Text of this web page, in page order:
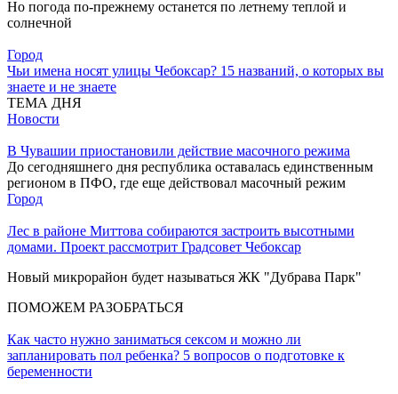
Но погода по-прежнему останется по летнему теплой и
солнечной
Город
Чьи имена носят улицы Чебоксар? 15 названий, о которых вы
знаете и не знаете
ТЕМА ДНЯ
Новости
В Чувашии приостановили действие масочного режима
До сегодняшнего дня республика оставалась единственным
регионом в ПФО, где еще действовал масочный режим
Город
Лес в районе Миттова собираются застроить высотными
домами. Проект рассмотрит Градсовет Чебоксар
Новый микрорайон будет называться ЖК "Дубрава Парк"
ПОМОЖЕМ РАЗОБРАТЬСЯ
Как часто нужно заниматься сексом и можно ли
запланировать пол ребенка? 5 вопросов о подготовке к
беременности